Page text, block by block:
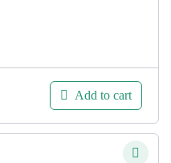
Add to cart